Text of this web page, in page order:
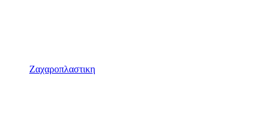
Ζαχαροπλαστικη